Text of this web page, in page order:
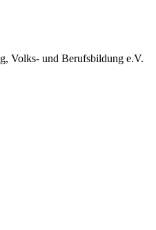
Volks- und Berufsbildung e.V.